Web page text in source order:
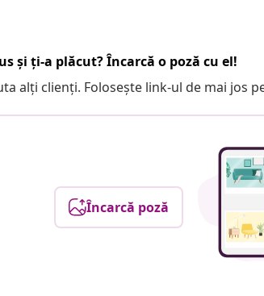
și ți-a plăcut? Încarcă o poză cu el!
alți clienți. Folosește link-ul de mai jos
Încarcă poză